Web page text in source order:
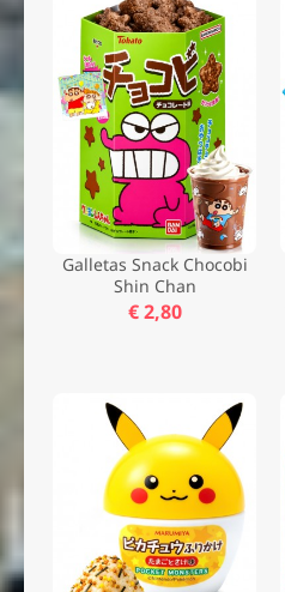
Galletas Snack Chocobi
Shin Chan
€ 2,80